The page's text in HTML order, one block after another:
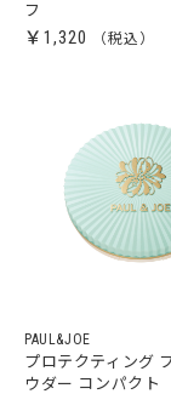
フ
￥1,320
PAUL&JOE
プロテクティング
ウダー コンパクト